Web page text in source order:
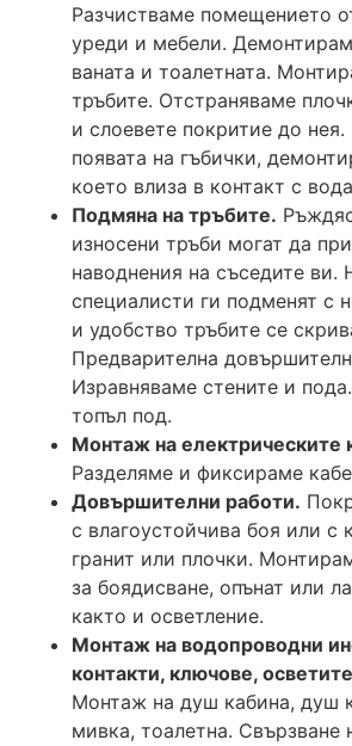
Разчистваме помещението
уреди и мебели.
ваната и тоалетната.
тръбите. Отстраняваме
и слоевете покритие до нея.
появата на гъбички,
което влиза в контакт с
Подмяна на тръбите.
износени тръби могат да
наводнения на съседите ви.
специалисти ги подменят с
и удобство тръбите се
Предварителна
Изравняваме стените и
топъл под.
Монтаж на електрическите
Разделяме и фиксираме
Довършителни работи.
с влагоустойчива боя или с
гранит или плочки.
за боядисване, опънат или
както и осветление.
Монтаж на водопроводни
контакти, ключове,
Монтаж на душ кабина, душ
мивка, тоалетна. Свързване